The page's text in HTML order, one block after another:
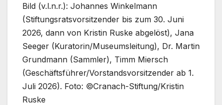
Bild (v.l.n.r.): Johannes Winkelmann
(Stiftungsratsvorsitzender bis zum 30. Juni
2026, dann von Kristin Ruske abgelöst), Jana
Seeger (Kuratorin/Museumsleitung), Dr. Martin
Grundmann (Sammler), Timm Miersch
(Geschäftsführer/Vorstandsvorsitzender ab 1.
Juli 2026). Foto: ©Cranach-Stiftung/Kristin
Ruske